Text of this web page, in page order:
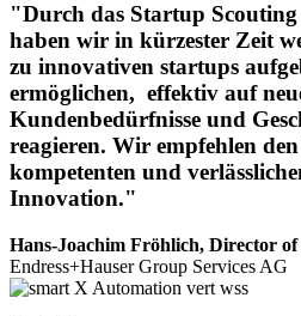
"Durch das Startup Scouting
haben wir in kürzester Zeit
zu innovativen startups
ermöglichen, effektiv auf
Kundenbedürfnisse und
reagieren. Wir empfehlen
kompetenten und
Innovation."
Hans-Joachim Fröhlich, Director
Endress+Hauser Group Services AG